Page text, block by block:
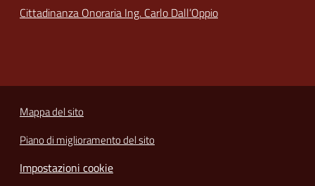
Cittadinanza Onoraria Ing. Carlo Dall’Oppio
Mappa del sito
Piano di miglioramento del sito
Impostazioni cookie